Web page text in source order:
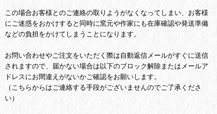
この場合お客様とのご連絡の取りようがなくなってしまい、お客様
にご迷惑をおかけすると同時に窯元や作家にも在庫確認や発送準備
などの負担をかけてしまうことになります。
お問い合わせやご注文をいただく際は自動返信メールがすぐに送信
されますので、届かない場合は以下のブロック解除またはメールア
ドレスにお間違えがないかご確認をお願いします。
（こちらからはご連絡する手段がございませんのでご了承くださ
い）